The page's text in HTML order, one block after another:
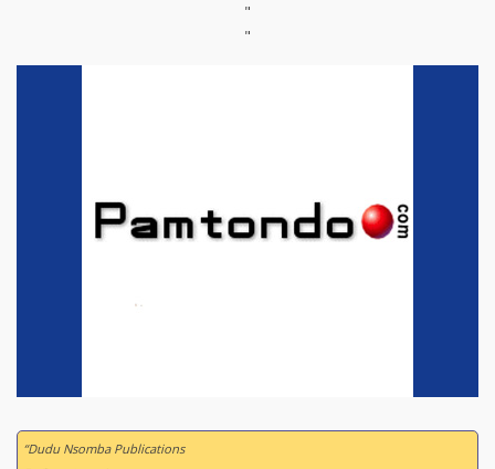
"
"
“Dudu Nsomba Publications